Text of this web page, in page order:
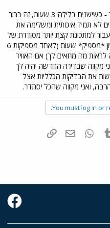
קשר לאורח חיים לא מסודר - כשישנים בלילה 3 שעות, זה ברור
לא תמיד איכותית ומשלימה את
למתכונת קצת יותר מסודרת של
שינה בשעות הלילה - ולישון *מספיק* שעות (לאחד מספיקות 6
את צריכה לראות מה מתאים לך) אם האוויר
מקווה שבדירה החדשה יהיה לך
את הבדיקות הכלליות אצל
ואני מקווה שהכל יסתדר.
You must log in or
Tumblr
WhatsAppדואר אלקטרוני